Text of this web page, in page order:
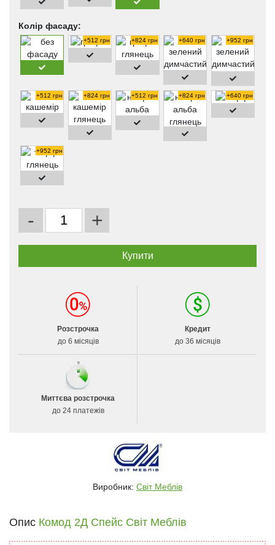
Колір фасаду:
+512 грн +824 грн +640 грн +952 грн
+512 грн +824 грн +512 грн +824 грн +640 грн
+952 грн
- +
Розстрочка
до 6 місяців
Кредит
до 36 місяців
Миттєва розстрочка
до 24 платежів
Виробник: Світ Меблів
Опис Комод 2Д Спейс Світ Меблів